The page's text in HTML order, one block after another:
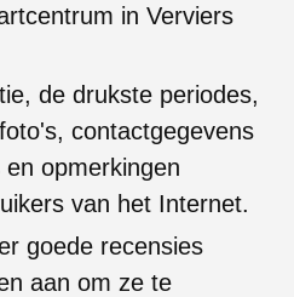
in Verviers
de drukste periodes,
contactgegevens
opmerkingen
van het Internet.
goede recensies
aan om ze te